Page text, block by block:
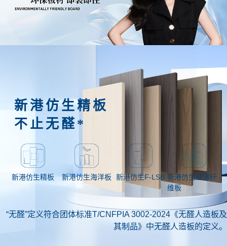
新港仿生精板
不止无醛*
新港仿生精板 新港仿生海洋板 新港仿生F-LSB 新港仿生超薄纤
维板
“无醛”定义符合团体标准T/CNFPIA 3002-2024《无醛人造板及
其制品》中无醛人造板的定义。